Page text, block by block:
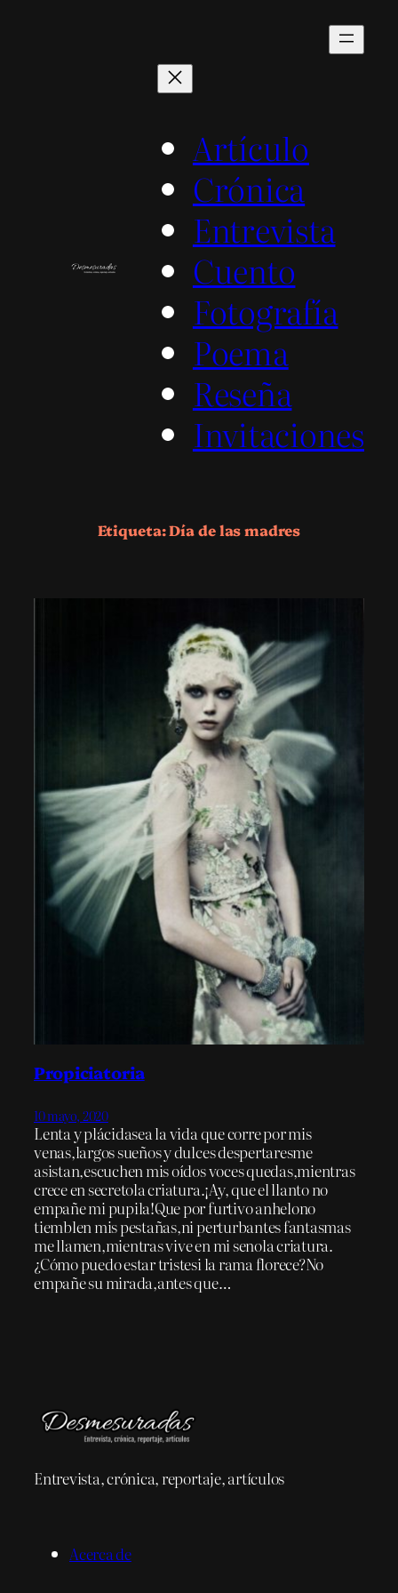
Artículo
Crónica
Entrevista
Cuento
Fotografía
Poema
Reseña
Invitaciones
Etiqueta:Día de las madres
Propiciatoria
10 mayo, 2020
Lenta y plácidasea la vida que corre por mis
venas,largos sueños y dulces despertaresme
asistan,escuchen mis oídos voces quedas,mientras
crece en secretola criatura.¡Ay, que el llanto no
empañe mi pupila!Que por furtivo anhelono
tiemblen mis pestañas,ni perturbantes fantasmas
me llamen,mientras vive en mi senola criatura.
¿Cómo puedo estar tristesi la rama florece?No
empañe su mirada,antes que…
Entrevista, crónica, reportaje, artículos
Acerca de